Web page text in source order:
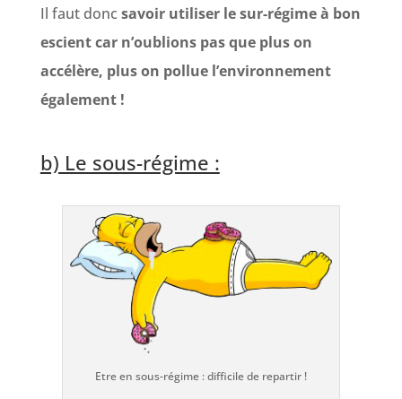
Il faut donc savoir utiliser le sur-régime à bon
escient car n’oublions pas que plus on
accélère, plus on pollue l’environnement
également !
b) Le sous-régime :
Etre en sous-régime : difficile de repartir !